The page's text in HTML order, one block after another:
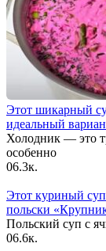
Этот шикарный
идеальный
Холодник — это
особенно
06.3к.
Этот куриный
польски
Польский суп с
06.6к.